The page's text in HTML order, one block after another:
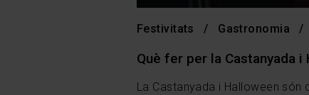
Festivitats Gastronomia
Què fer per la Castanyada i
La Castanyada i Halloween